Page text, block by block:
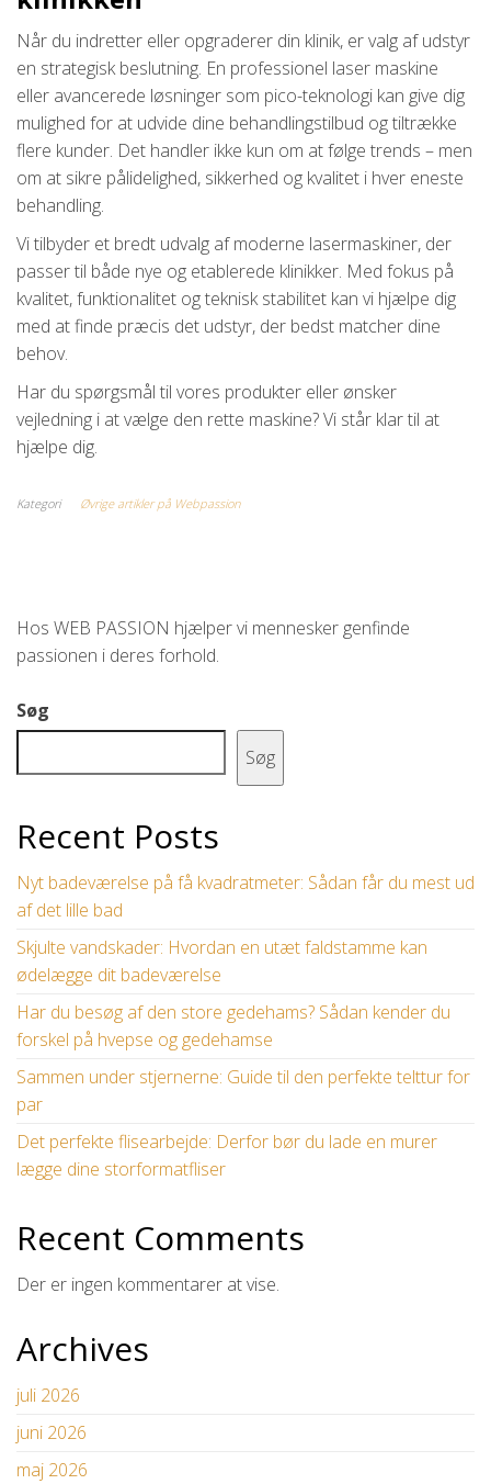
Når du indretter eller opgraderer din klinik, er valg af udstyr
en strategisk beslutning. En professionel laser maskine
eller avancerede løsninger som pico-teknologi kan give dig
mulighed for at udvide dine behandlingstilbud og tiltrække
flere kunder. Det handler ikke kun om at følge trends – men
om at sikre pålidelighed, sikkerhed og kvalitet i hver eneste
behandling.
Vi tilbyder et bredt udvalg af moderne lasermaskiner, der
passer til både nye og etablerede klinikker. Med fokus på
kvalitet, funktionalitet og teknisk stabilitet kan vi hjælpe dig
med at finde præcis det udstyr, der bedst matcher dine
behov.
Har du spørgsmål til vores produkter eller ønsker
vejledning i at vælge den rette maskine? Vi står klar til at
hjælpe dig.
Kategori Øvrige artikler på Webpassion
Hos WEB PASSION hjælper vi mennesker genfinde
passionen i deres forhold.
Søg
Søg
Recent Posts
Nyt badeværelse på få kvadratmeter: Sådan får du mest ud
af det lille bad
Skjulte vandskader: Hvordan en utæt faldstamme kan
ødelægge dit badeværelse
Har du besøg af den store gedehams? Sådan kender du
forskel på hvepse og gedehamse
Sammen under stjernerne: Guide til den perfekte telttur for
par
Det perfekte flisearbejde: Derfor bør du lade en murer
lægge dine storformatfliser
Recent Comments
Der er ingen kommentarer at vise.
Archives
juli 2026
juni 2026
maj 2026